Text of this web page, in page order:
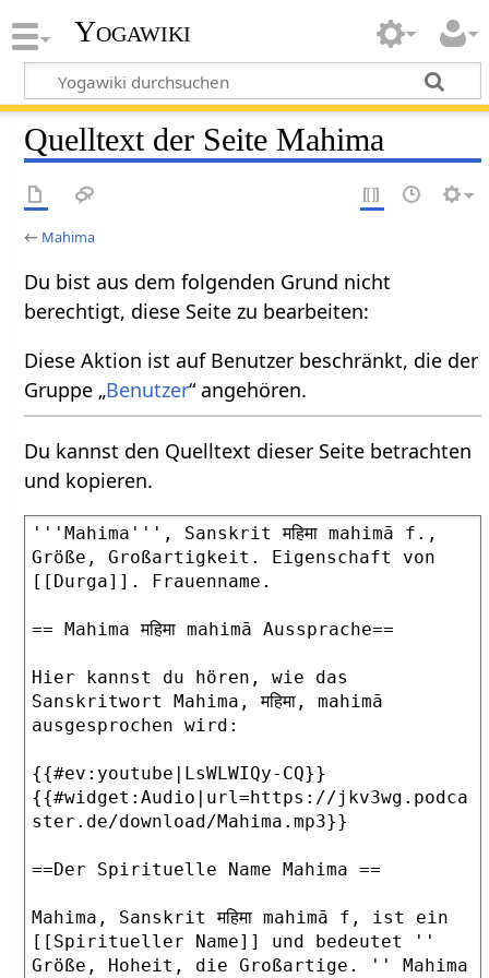
Yogawiki
Quelltext der Seite Mahima
← Mahima
Du bist aus dem folgenden Grund nicht
berechtigt, diese Seite zu bearbeiten:
Diese Aktion ist auf Benutzer beschränkt, die der
Gruppe „Benutzer“ angehören.
Du kannst den Quelltext dieser Seite betrachten
und kopieren.